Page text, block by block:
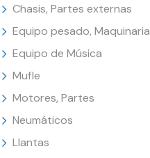
Chasis, Partes externas
Equipo pesado, Maquinaria
Equipo de Música
Mufle
Motores, Partes
Neumáticos
Llantas